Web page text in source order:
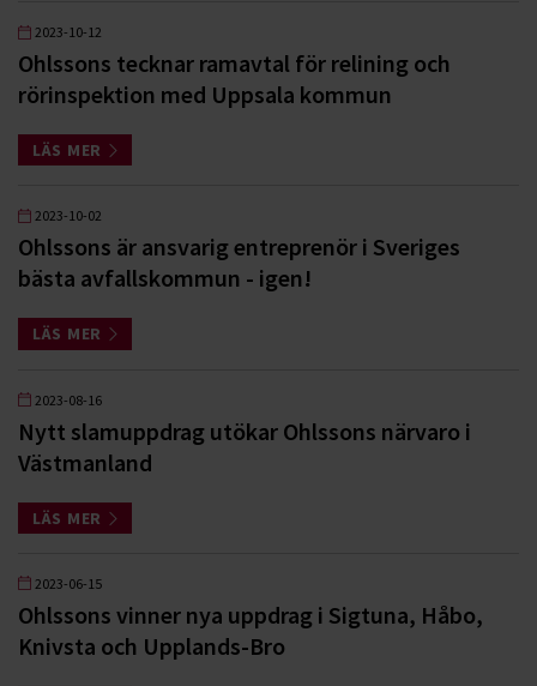
2023-10-12
Ohlssons tecknar ramavtal för relining och
rörinspektion med Uppsala kommun
LÄS MER
2023-10-02
Ohlssons är ansvarig entreprenör i Sveriges
bästa avfallskommun - igen!
LÄS MER
2023-08-16
Nytt slamuppdrag utökar Ohlssons närvaro i
Västmanland
LÄS MER
2023-06-15
Ohlssons vinner nya uppdrag i Sigtuna, Håbo,
Knivsta och Upplands-Bro